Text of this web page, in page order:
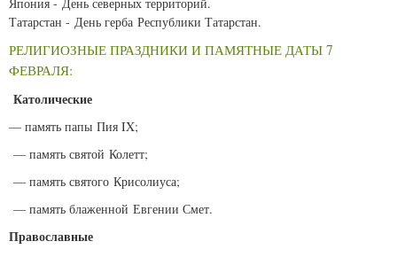
Татарстан - День герба Республики Татарстан.
РЕЛИГИОЗНЫЕ ПРАЗДНИКИ И ПАМЯТНЫЕ ДАТЫ 7
ФЕВРАЛЯ:
Католические
— память папы Пия IX;
— память святой Колетт;
— память святого Крисолиуса;
— память блаженной Евгении Смет.
Православные